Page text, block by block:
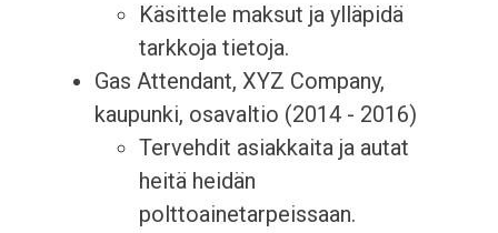
Käsittele maksut ja ylläpidä
tarkkoja tietoja.
Gas Attendant, XYZ Company,
kaupunki, osavaltio (2014 - 2016)
Tervehdit asiakkaita ja autat
heitä heidän
polttoainetarpeissaan.